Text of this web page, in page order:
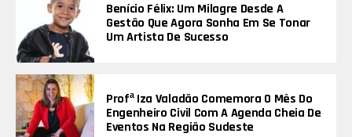
Benício Félix: Um Milagre Desde A
Gestão Que Agora Sonha Em Se Tonar
Um Artista De Sucesso
Profª Iza Valadão Comemora O Mês Do
Engenheiro Civil Com A Agenda Cheia De
Eventos Na Região Sudeste